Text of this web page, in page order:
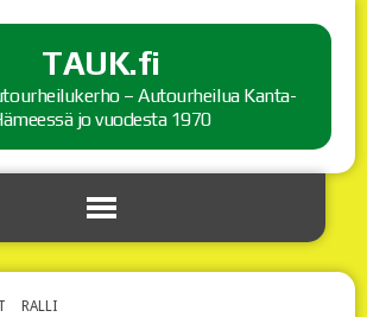
TAUK.fi
– Autourheilua Kanta-
jo vuodesta 1970
RALLI